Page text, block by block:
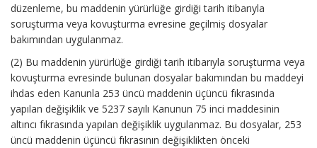
düzenleme, bu maddenin yürürlüğe girdiği tarih itibarıyla
soruşturma veya kovuşturma evresine geçilmiş dosyalar
bakımından uygulanmaz.
(2) Bu maddenin yürürlüğe girdiği tarih itibarıyla soruşturma veya
kovuşturma evresinde bulunan dosyalar bakımından bu maddeyi
ihdas eden Kanunla 253 üncü maddenin üçüncü fıkrasında
yapılan değişiklik ve 5237 sayılı Kanunun 75 inci maddesinin
altıncı fıkrasında yapılan değişiklik uygulanmaz. Bu dosyalar, 253
üncü maddenin üçüncü fıkrasının değişiklikten önceki